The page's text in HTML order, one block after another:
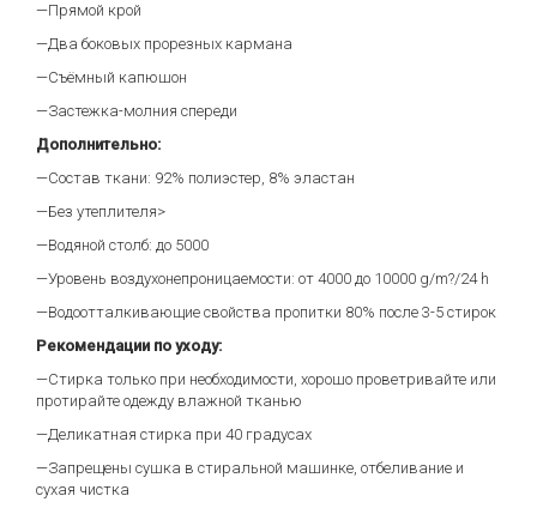
—Прямой крой
—Два боковых прорезных кармана
—Съёмный капюшон
—Застежка-молния спереди
Дополнительно:
—Состав ткани: 92% полиэстер, 8% эластан
—Без утеплителя>
—Водяной столб: до 5000
—Уровень воздухонепроницаемости: от 4000 до 10000 g/m?/24 h
—Водоотталкивающие свойства пропитки 80% после 3-5 стирок
Рекомендации по уходу:
—Стирка только при необходимости, хорошо проветривайте или
протирайте одежду влажной тканью
—Деликатная стирка при 40 градусах
—Запрещены сушка в стиральной машинке, отбеливание и
сухая чистка